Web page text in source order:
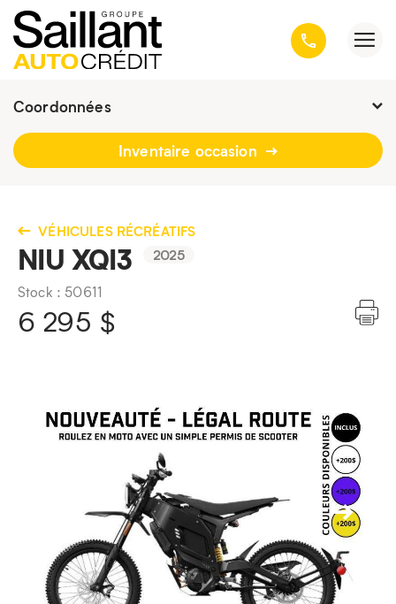
Coordonnées
Fermé : Ouverture-
418 659-6431
Inventaire occasion
VÉHICULES RÉCRÉATIFS
NIU XQI3 2025
Stock : 50611
6 295 $